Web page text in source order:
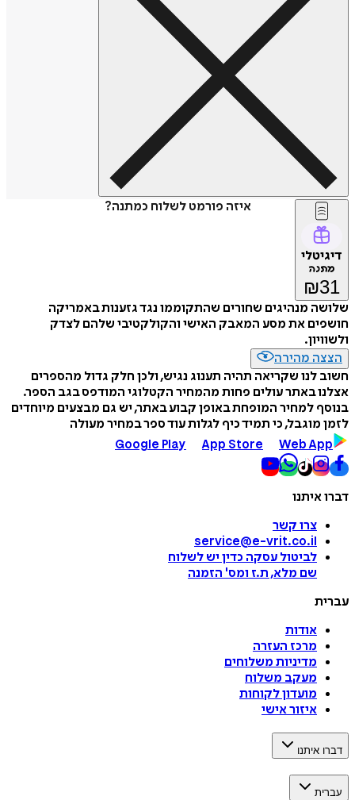
איזה פורמט לשלוח כמתנה?
דיגיטלי
מתנה
₪31
שלושה מנהיגים שחורים שהתקוממו נגד גזענות באמריקה
חושפים את מסע המאבק האישי והקולקטיבי שלהם לצדק
ולשוויון.
הצצה מהירה
חשוב לנו שקריאה תהיה תענוג נגיש, ולכן חלק גדול מהספרים
אצלנו באתר עולים פחות מהמחיר הקטלוגי המודפס בגב הספר.
בנוסף למחיר המופחת באופן קבוע באתר, יש גם מבצעים מיוחדים
לזמן מוגבל, כי תמיד כיף לגלות עוד ספר במחיר מעולה
Google Play
App Store Web App
דברו איתנו
צרו קשר
service@e-vrit.co.il
לביטול עסקה כדין יש לשלוח
שם מלא, ת.ז ומס' הזמנה
עברית
אודות
מרכז העזרה
מדיניות משלוחים
מעקב משלוח
מועדון לקוחות
איזור אישי
דברו איתנו
עברית